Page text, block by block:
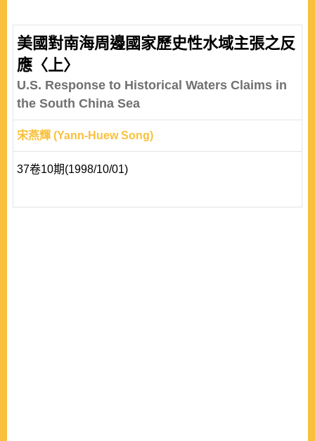
美國對南海周邊國家歷史性水域主張之反
應〈上〉
U.S. Response to Historical Waters Claims in
the South China Sea
宋燕輝 (Yann-Huew Song)
37卷10期(1998/10/01)